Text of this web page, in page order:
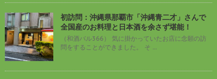
初訪問：沖縄県那覇市「沖縄青二才」さんで
全国産のお料理と日本酒を余さず堪能！
（和酒バル366） 気に掛かっていたお店に念願の訪
問をすることができました。 そ ...